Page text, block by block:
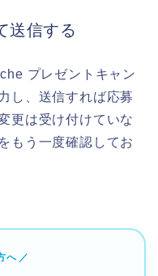
送信する
プレゼントキャン
し、送信すれば応募
更は受け付けていな
もう一度確認してお
へ ／